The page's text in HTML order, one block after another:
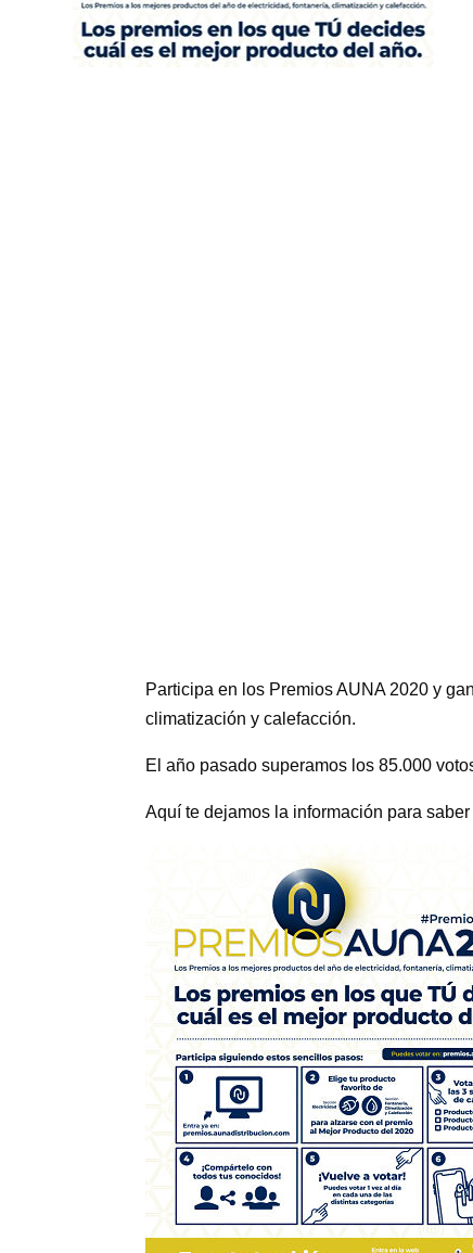
Participa en los Premios AUNA 2020 y
climatización y calefacción.
El año pasado superamos los 85.000
Aquí te dejamos la información para